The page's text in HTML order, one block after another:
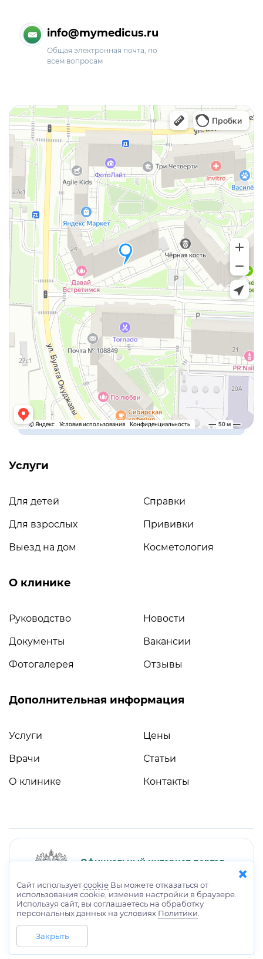
info@mymedicus.ru
Общая электронная почта, по
всем вопросам
Услуги
Для детей
Для взрослых
Выезд на дом
Справки
Прививки
Косметология
О клинике
Руководство
Документы
Фотогалерея
Новости
Вакансии
Отзывы
Дополнительная информация
Услуги
Врачи
О клинике
Цены
Статьи
Контакты
Официальный интернет-портал
Российской Федерации
×
Сайт используетcookie Вы можете отказаться от
использования cookie, изменив настройки в браузере.
Используя сайт, вы соглашаетесь на обработку
персональных данных на условиях Политики
Закрыть